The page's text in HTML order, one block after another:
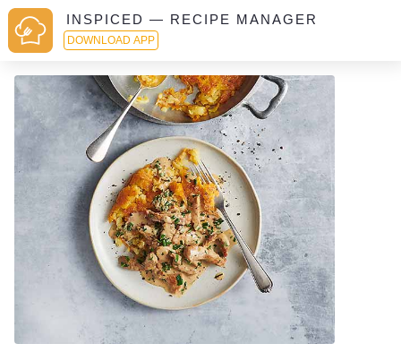
INSPICED — RECIPE MANAGER
DOWNLOAD APP